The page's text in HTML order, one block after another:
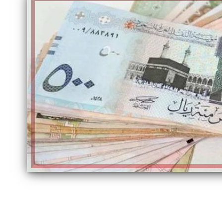
إلهام شرشر تكتب: دي مبقتش كورة..
دي سياسة
الكاتبة إلهام شرشر تهنئ الرئيس
السيسي بعيد ميلاده وتُشيد بجهوده
في بناء الدولة